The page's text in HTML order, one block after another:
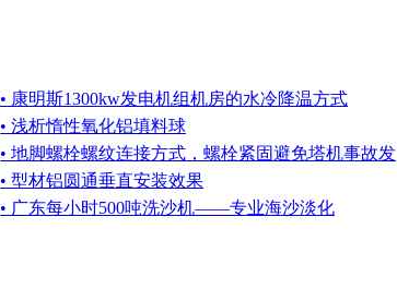
• 康明斯1300kw发电机组机房的水冷降温方式
• 浅析惰性氧化铝填料球
• 地脚螺栓螺纹连接方式，螺栓紧固避免塔机事故发
• 型材铝圆通垂直安装效果
• 广东每小时500吨洗沙机——专业海沙淡化